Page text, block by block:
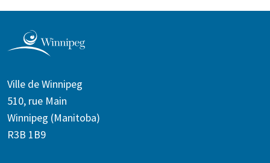
Ville de Winnipeg
510, rue Main
Winnipeg (Manitoba)
R3B 1B9